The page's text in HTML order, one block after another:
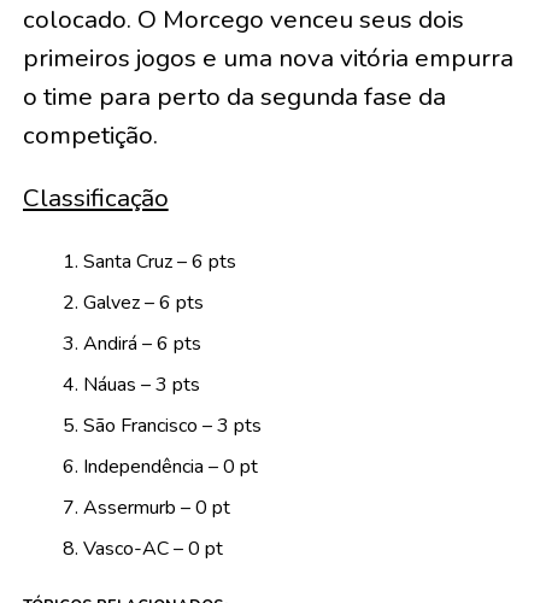
colocado. O Morcego venceu seus dois
primeiros jogos e uma nova vitória empurra
o time para perto da segunda fase da
competição.
Classificação
Santa Cruz – 6 pts
Galvez – 6 pts
Andirá – 6 pts
Náuas – 3 pts
São Francisco – 3 pts
Independência – 0 pt
Assermurb – 0 pt
Vasco-AC – 0 pt